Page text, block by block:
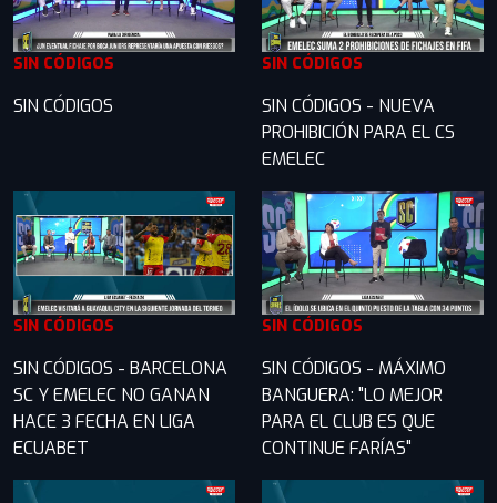
SIN CÓDIGOS
SIN CÓDIGOS
SIN CÓDIGOS
SIN CÓDIGOS - NUEVA
PROHIBICIÓN PARA EL CS
EMELEC
SIN CÓDIGOS
SIN CÓDIGOS - BARCELONA
SC Y EMELEC NO GANAN
HACE 3 FECHA EN LIGA
ECUABET
SIN CÓDIGOS
SIN CÓDIGOS - MÁXIMO
BANGUERA: "LO MEJOR
PARA EL CLUB ES QUE
CONTINUE FARÍAS"